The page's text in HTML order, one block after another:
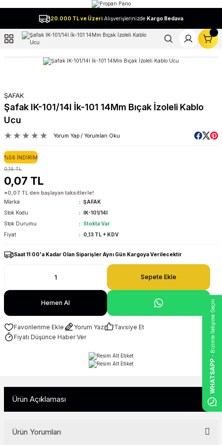
20.000 TL ve Üzeri Alışverişlerinizde Kargo Bedava
ŞAFAK
Şafak IK-101/14I İk-101 14Mm Bıçak İzoleli Kablo
Ucu
Yorum Yap / Yorumları Oku
%56 İNDİRİM
0,16 TL
0,07 TL
*0,07 TL den başlayan taksitlerle!
Marka
ŞAFAK
Stok Kodu
IK-101/14I
Stok Durumu
Stokta Var
Fiyat
0,13 TL + KDV
Saat 11:00'a Kadar Olan Siparişler Aynı Gün Kargoya Verilecektir
Sepete Ekle
Hemen Al
Yorum Yaz
Tavsiye Et
Fiyatı Düşünce Haber Ver
Ürün Açıklaması
Ürün Yorumları
WHATSAPP
- Bizimle İletişime Geçin